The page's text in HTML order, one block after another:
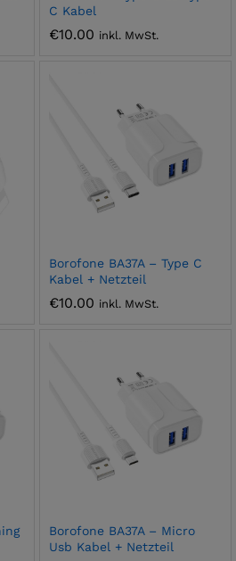
C Kabel
€10.00 inkl. MwSt.
Borofone BA37A – Type C
Kabel + Netzteil
€10.00 inkl. MwSt.
Borofone BA37A – Micro
Usb Kabel + Netzteil